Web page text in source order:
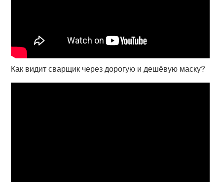
Как видит сварщик через дорогую и дешёвую маску?